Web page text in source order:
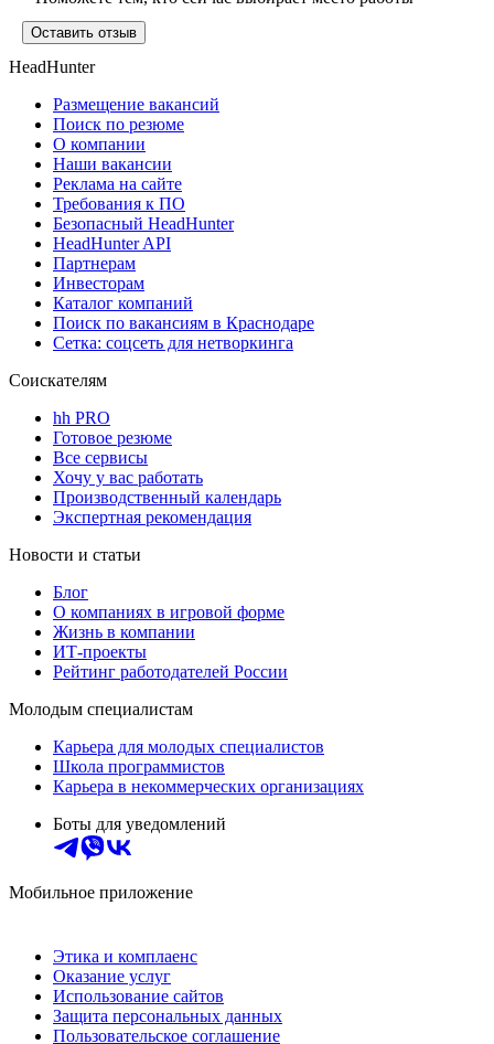
Оставить отзыв
HeadHunter
Размещение вакансий
Поиск по резюме
О компании
Наши вакансии
Реклама на сайте
Требования к ПО
Безопасный HeadHunter
HeadHunter API
Партнерам
Инвесторам
Каталог компаний
Поиск по вакансиям в Краснодаре
Сетка: соцсеть для нетворкинга
Соискателям
hh PRO
Готовое резюме
Все сервисы
Хочу у вас работать
Производственный календарь
Экспертная рекомендация
Новости и статьи
Блог
О компаниях в игровой форме
Жизнь в компании
ИТ-проекты
Рейтинг работодателей России
Молодым специалистам
Карьера для молодых специалистов
Школа программистов
Карьера в некоммерческих организациях
Боты для уведомлений
Мобильное приложение
Этика и комплаенс
Оказание услуг
Использование сайтов
Защита персональных данных
Пользовательское соглашение